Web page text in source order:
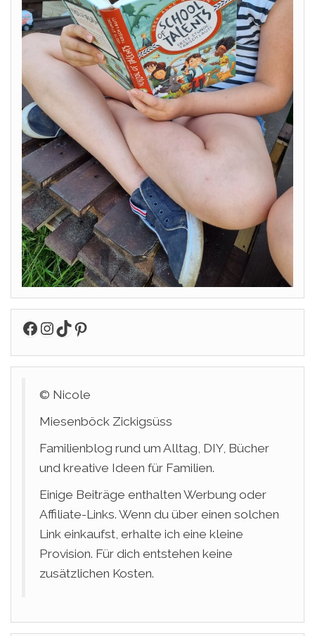
Facebook
Instagram
TikTok
Pinterest
© Nicole
Miesenböck Zickigsüss
Familienblog rund um Alltag, DIY, Bücher
und kreative Ideen für Familien.
Einige Beiträge enthalten Werbung oder
Affiliate-Links. Wenn du über einen solchen
Link einkaufst, erhalte ich eine kleine
Provision. Für dich entstehen keine
zusätzlichen Kosten.